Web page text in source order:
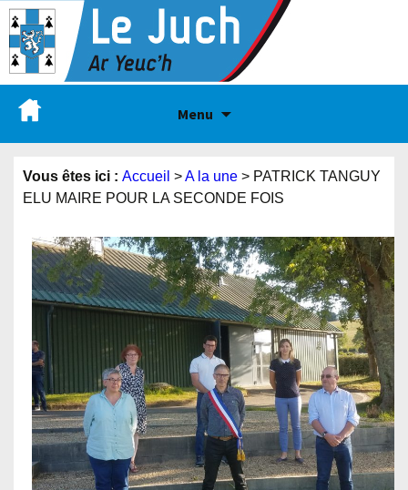
Menu
Vous êtes ici : Accueil >A la une > PATRICK TANGUY
ELU MAIRE POUR LA SECONDE FOIS